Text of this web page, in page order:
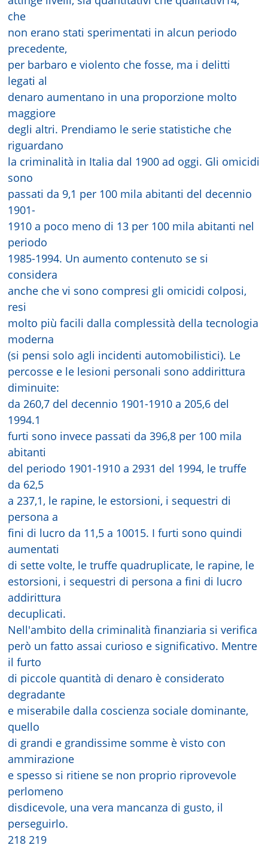
che
non erano stati sperimentati in alcun periodo
precedente,
per barbaro e violento che fosse, ma i delitti
legati al
denaro aumentano in una proporzione molto
maggiore
degli altri. Prendiamo le serie statistiche che
riguardano
la criminalità in Italia dal 1900 ad oggi. Gli omicidi
sono
passati da 9,1 per 100 mila abitanti del decennio
1901-
1910 a poco meno di 13 per 100 mila abitanti nel
periodo
1985-1994. Un aumento contenuto se si
considera
anche che vi sono compresi gli omicidi colposi,
resi
molto più facili dalla complessità della tecnologia
moderna
(si pensi solo agli incidenti automobilistici). Le
percosse e le lesioni personali sono addirittura
diminuite:
da 260,7 del decennio 1901-1910 a 205,6 del
1994.1
furti sono invece passati da 396,8 per 100 mila
abitanti
del periodo 1901-1910 a 2931 del 1994, le truffe
da 62,5
a 237,1, le rapine, le estorsioni, i sequestri di
persona a
fini di lucro da 11,5 a 10015. I furti sono quindi
aumentati
di sette volte, le truffe quadruplicate, le rapine, le
estorsioni, i sequestri di persona a fini di lucro
addirittura
decuplicati.
Nell'ambito della criminalità finanziaria si verifica
però un fatto assai curioso e significativo. Mentre
il furto
di piccole quantità di denaro è considerato
degradante
e miserabile dalla coscienza sociale dominante,
quello
di grandi e grandissime somme è visto con
ammirazione
e spesso si ritiene se non proprio riprovevole
perlomeno
disdicevole, una vera mancanza di gusto, il
perseguirlo.
218 219